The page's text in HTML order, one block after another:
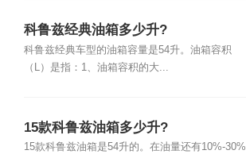
科鲁兹经典油箱多少升?
科鲁兹经典车型的油箱容量是54升。油箱容积
（L）是指：1、油箱容积的大...
15款科鲁兹油箱多少升?
15款科鲁兹油箱是54升的。在油量还有10%-30%